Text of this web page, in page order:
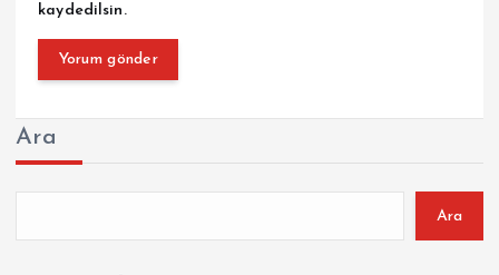
kaydedilsin.
Ara
Ara